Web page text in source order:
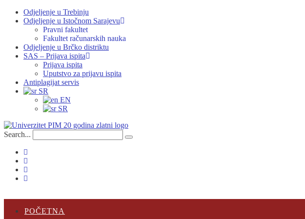
Skip
Odjeljenje u Trebinju
Odjeljenje u Istočnom Sarajevu
Pravni fakultet
Fakultet računarskih nauka
Odjeljenje u Brčko distriktu
SAS – Prijava ispita
Prijava ispita
Uputstvo za prijavu ispita
Antiplagijat servis
SR
EN
SR
Search...
Submit
POČETNA